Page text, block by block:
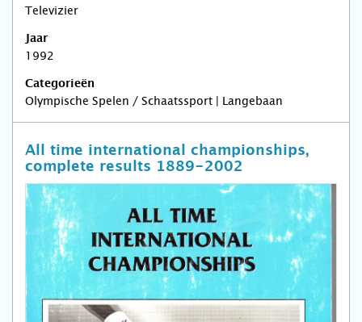
Televizier
Jaar
1992
Categorieën
Olympische Spelen / Schaatssport | Langebaan
All time international championships,
complete results 1889-2002